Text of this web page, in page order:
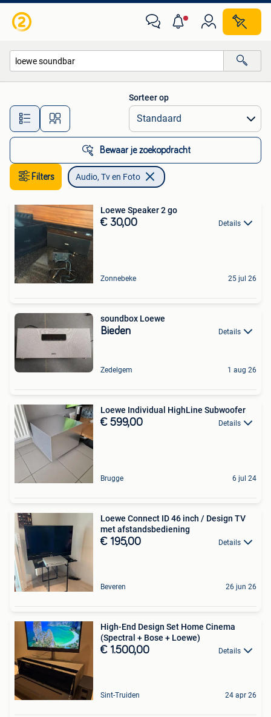
Alle afstanden…
Sorteer op
Bewaar je zoekopdracht
Filters Audio, Tv en Foto
Loewe Speaker 2 go
€ 30,00 Details
Zonnebeke 25 jul 26
soundbox Loewe
Bieden Details
Zedelgem 1 aug 26
Loewe Individual HighLine Subwoofer
€ 599,00 Details
Brugge 6 jul 24
Loewe Connect ID 46 inch / Design TV
met afstandsbediening
€ 195,00 Details
Beveren 26 jun 26
High-End Design Set Home Cinema
(Spectral + Bose + Loewe)
€ 1.500,00 Details
Sint-Truiden 24 apr 26